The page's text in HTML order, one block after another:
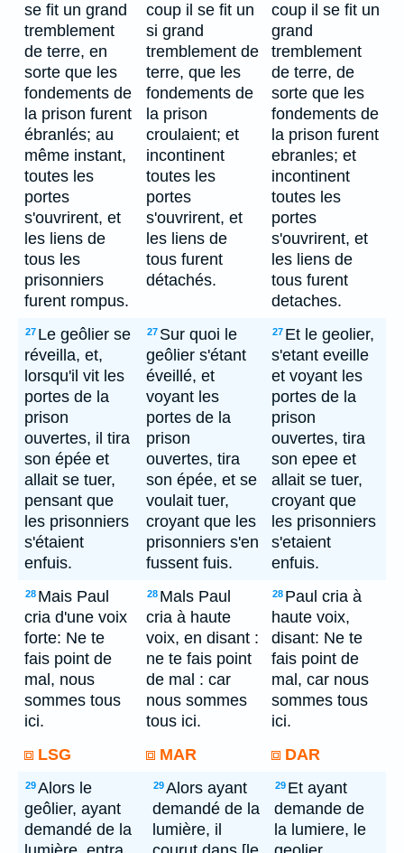
se fit un grand
tremblement
de terre, en
sorte que les
fondements de
la prison furent
ébranlés; au
même instant,
toutes les
portes
s'ouvrirent, et
les liens de
tous les
prisonniers
furent rompus.
coup il se fit un
si grand
tremblement de
terre, que les
fondements de
la prison
croulaient; et
incontinent
toutes les
portes
s'ouvrirent, et
les liens de
tous furent
détachés.
coup il se fit un
grand
tremblement
de terre, de
sorte que les
fondements de
la prison furent
ebranles; et
incontinent
toutes les
portes
s'ouvrirent, et
les liens de
tous furent
detaches.
27 Le geôlier se
réveilla, et,
lorsqu'il vit les
portes de la
prison
ouvertes, il tira
son épée et
allait se tuer,
pensant que
les prisonniers
s'étaient
enfuis.
27 Sur quoi le
geôlier s'étant
éveillé, et
voyant les
portes de la
prison
ouvertes, tira
son épée, et se
voulait tuer,
croyant que les
prisonniers s'en
fussent fuis.
27 Et le geolier,
s'etant eveille
et voyant les
portes de la
prison
ouvertes, tira
son epee et
allait se tuer,
croyant que
les prisonniers
s'etaient
enfuis.
28 Mais Paul
cria d'une voix
forte: Ne te
fais point de
mal, nous
sommes tous
ici.
28 Mals Paul
cria à haute
voix, en disant :
ne te fais point
de mal : car
nous sommes
tous ici.
28 Paul cria à
haute voix,
disant: Ne te
fais point de
mal, car nous
sommes tous
ici.
LSG
MAR DAR
29Alors le
geôlier, ayant
demandé de la
29Alors ayant
demandé de la
lumière, il
29 Et ayant
demande de
la lumiere, le